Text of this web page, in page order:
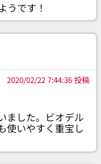
うです！
2020/02/22 7:44:36 投稿
ました。ビオデル
使いやすく重宝し